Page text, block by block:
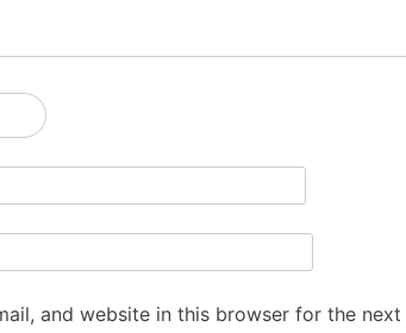
and website in this browser for the